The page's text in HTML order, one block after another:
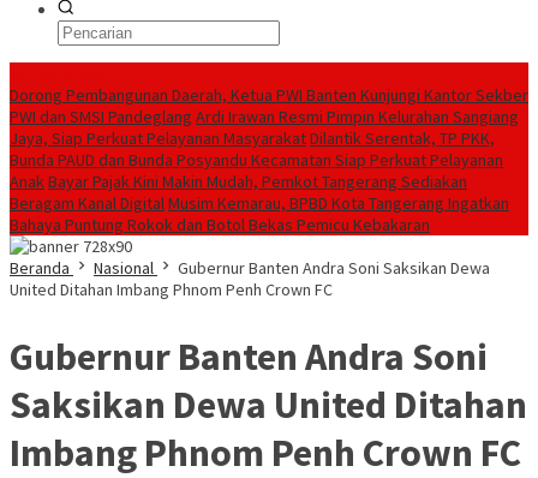
Dorong Pembangunan Daerah, Ketua PWI Banten Kunjungi Kantor Sekber
PWI dan SMSI Pandeglang Ardi Irawan Resmi Pimpin Kelurahan Sangiang
Jaya, Siap Perkuat Pelayanan MasyarakatDilantik Serentak, TP PKK,
Bunda PAUD dan Bunda Posyandu Kecamatan Siap Perkuat Pelayanan
AnakBayar Pajak Kini Makin Mudah, Pemkot Tangerang Sediakan
Beragam Kanal DigitalMusim Kemarau, BPBD Kota Tangerang Ingatkan
Bahaya Puntung Rokok dan Botol Bekas Pemicu Kebakaran
Beranda
Nasional
Gubernur Banten Andra Soni Saksikan Dewa
United Ditahan Imbang Phnom Penh Crown FC
Gubernur Banten Andra Soni
Saksikan Dewa United Ditahan
Imbang Phnom Penh Crown FC